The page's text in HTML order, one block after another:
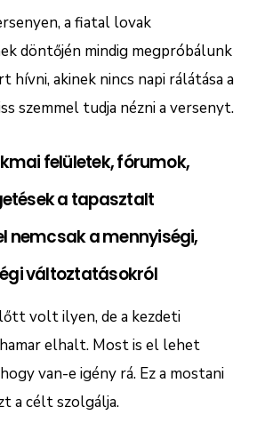
a fiatal lovak
döntőjén mindig megpróbálunk
hívni, akinek nincs napi rálátása a
szemmel tudja nézni a versenyt.
felületek, fórumok,
a tapasztalt
nemcsak a mennyiségi,
változtatásokról
volt ilyen, de a kezdeti
elhalt. Most is el lehet
van-e igény rá. Ez a mostani
a célt szolgálja.